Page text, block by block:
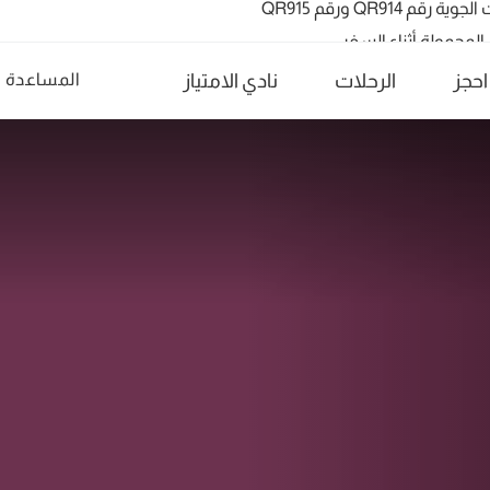
ما يزيد عن 160 وجهةاحجز الرحلات نادي الامتياز المساعدة